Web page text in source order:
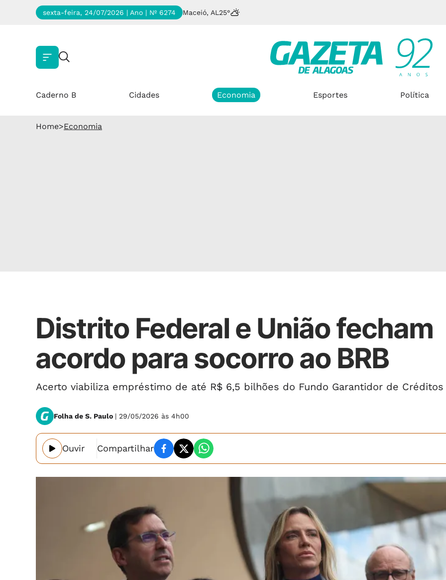
sexta-feira, 24/07/2026 | Ano | Nº 6274 Maceió, AL 25°
Caderno B Cidades Economia Esportes Política
Home>Economia
Distrito Federal e União fecham
acordo para socorro ao BRB
Acerto viabiliza empréstimo de até R$ 6,5 bilhões do Fundo Garantidor de Créditos
Folha de S. Paulo | 29/05/2026 às 4h00
Ouvir Compartilhar